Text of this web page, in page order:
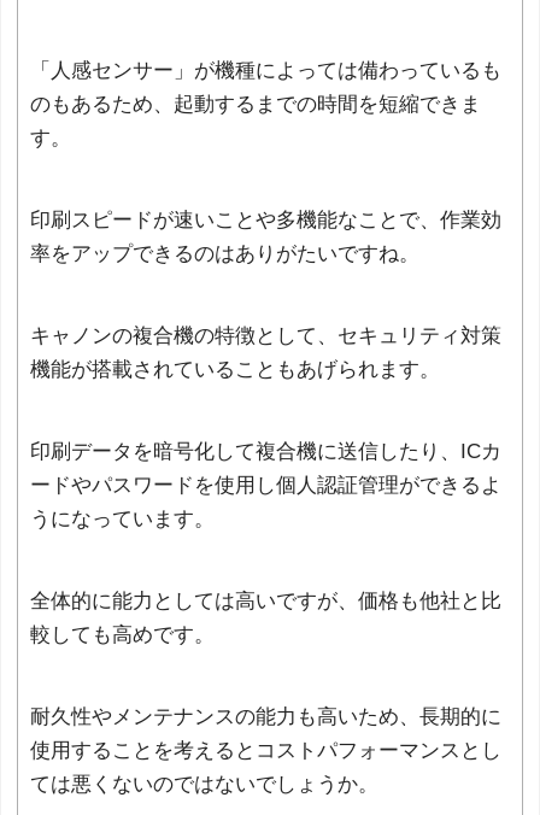
「人感センサー」が機種によっては備わっているも
のもあるため、起動するまでの時間を短縮できま
す。
印刷スピードが速いことや多機能なことで、作業効
率をアップできるのはありがたいですね。
キャノンの複合機の特徴として、セキュリティ対策
機能が搭載されていることもあげられます。
印刷データを暗号化して複合機に送信したり、ICカ
ードやパスワードを使用し個人認証管理ができるよ
うになっています。
全体的に能力としては高いですが、価格も他社と比
較しても高めです。
耐久性やメンテナンスの能力も高いため、長期的に
使用することを考えるとコストパフォーマンスとし
ては悪くないのではないでしょうか。